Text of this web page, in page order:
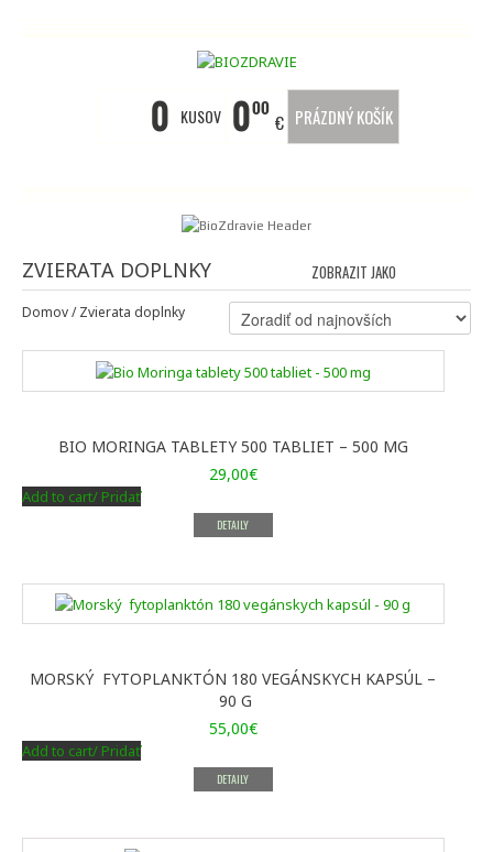
0 KUSOV 000
€ PRÁZDNÝ KOŠÍK
ZVIERATA DOPLNKY ZOBRAZIT JAKO
Domov/ Zvierata doplnky
BIO MORINGA TABLETY 500 TABLIET – 500 MG
29,00€
Add to cart/ Pridať
DETAILY
MORSKÝ FYTOPLANKTÓN 180 VEGÁNSKYCH KAPSÚL –
90 G
55,00€
Add to cart/ Pridať
DETAILY